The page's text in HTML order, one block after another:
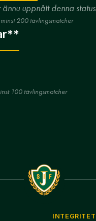
uppnått denna status
200 tävlingsmatcher
100 tävlingsmatcher
INTEGRITET